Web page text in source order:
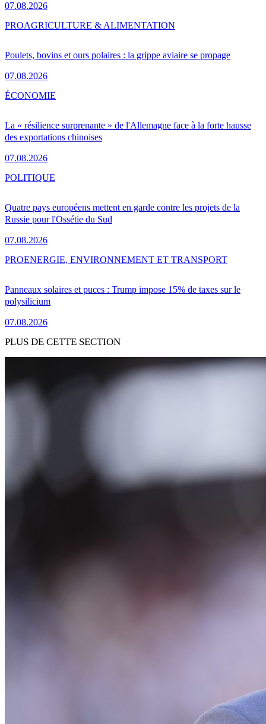
07.08.2026
Poulets, bovins et ours polaires : la grippe aviaire se propage
07.08.2026
PROAGRICULTURE & ALIMENTATION
La « résilience surprenante » de l'Allemagne face à la forte hausse
des exportations chinoises
07.08.2026
ÉCONOMIE
Quatre pays européens mettent en garde contre les projets de la
Russie pour l'Ossétie du Sud
07.08.2026
POLITIQUE
Panneaux solaires et puces : Trump impose 15% de taxes sur le
polysilicium
07.08.2026
PROENERGIE, ENVIRONNEMENT ET TRANSPORT
PLUS DE CETTE SECTION